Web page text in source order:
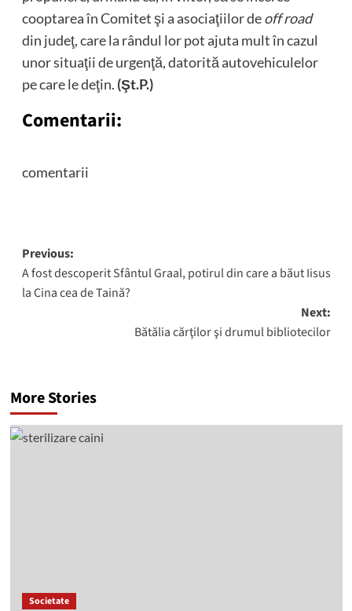
cooptarea în Comitet şi a asociaţiilor deoff road
din judeţ, care la rândul lor pot ajuta mult în cazul
unor situaţii de urgenţă, datorită autovehiculelor
pe care le deţin. (Şt.P.)
Comentarii:
comentarii
Post
navigation
Previous:
A fost descoperit Sfântul Graal, potirul din care a băut Iisus
la Cina cea de Taină?
Next:
Bătălia cărţilor şi drumul bibliotecilor
More Stories
Societate